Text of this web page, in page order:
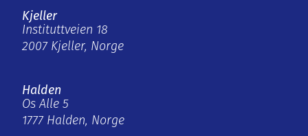
Kjeller
Instituttveien 18
2007 Kjeller, Norge
Halden
Os Alle 5
1777 Halden, Norge